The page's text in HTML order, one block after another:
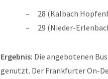
28 (Kalbach
29 (Nieder-
Ergebnis: Die angebotenen
genutzt. Der Frankfurter On-